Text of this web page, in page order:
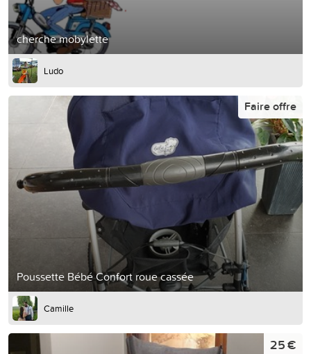
cherche mobylette
Ludo
Poussette Bébé Confort roue cassée
Faire offre
Camille
25 €